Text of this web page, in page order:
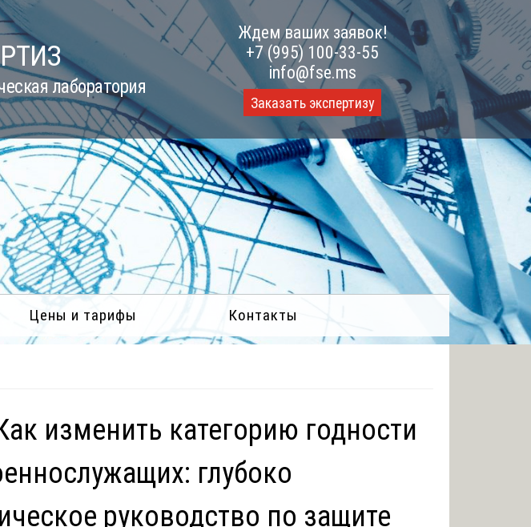
лаборатория
Ждем ваших заявок!
+7 (995) 100-33-55
info@fse.ms
Заказать экспертизу
Цены и тарифы Контакты
изменить категорию годности
глубоко
руководство по защите